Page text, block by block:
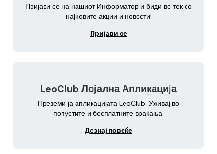
Пријави се на нашиот Информатор и биди во тек со
најновите акции и новости!
Пријави се
LeoClub Лојална Апликација
Преземи ја апликацијата LeoClub. Уживај во
попустите и бесплатните враќања.
Дознај повеќе